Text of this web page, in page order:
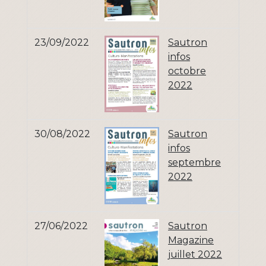
23/09/2022
Sautron
infos
octobre
2022
30/08/2022
Sautron
infos
septembre
2022
27/06/2022
Sautron
Magazine
juillet 2022